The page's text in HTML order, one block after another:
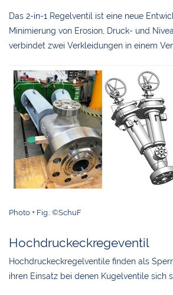
Das 2-in-1 Regelventil ist eine neue
Minimierung von Erosion, Druck- und
verbindet zwei Verkleidungen in einem
Photo + Fig.: ©SchuF
Hochdruckeckregeventil
Hochdruckeckregelventile finden als
ihren Einsatz bei denen Kugelventile sich